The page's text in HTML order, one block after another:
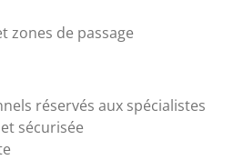
zones de passage
réservés aux spécialistes
sécurisée